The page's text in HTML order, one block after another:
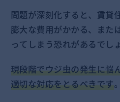
問題が深刻化すると、賃貸
膨大な費用がかかる、また
ってしまう恐れがあるでし
現段階でウジ虫の発生に悩
適切な対応をとるべきです。